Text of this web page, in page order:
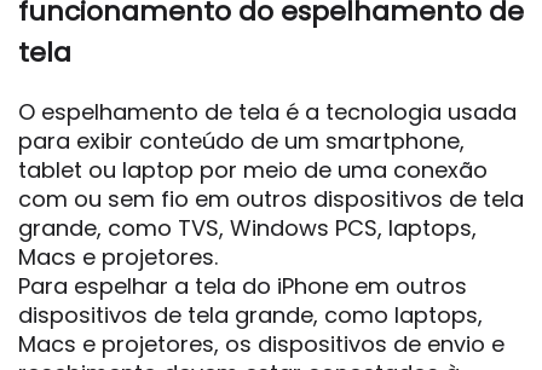
funcionamento do espelhamento de
tela
O espelhamento de tela é a tecnologia usada
para exibir conteúdo de um smartphone,
tablet ou laptop por meio de uma conexão
com ou sem fio em outros dispositivos de tela
grande, como TVS, Windows PCS, laptops,
Macs e projetores.
Para espelhar a tela do iPhone em outros
dispositivos de tela grande, como laptops,
Macs e projetores, os dispositivos de envio e